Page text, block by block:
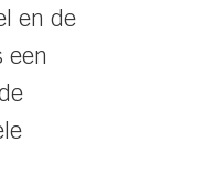
en de
een